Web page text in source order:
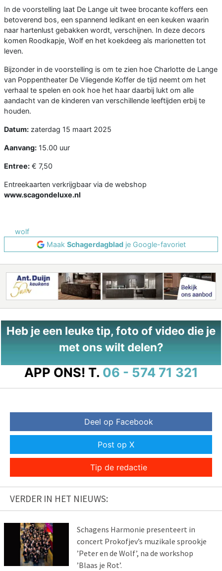
In de voorstelling laat De Lange uit twee brocante koffers een
betoverend bos, een spannend ledikant en een keuken waarin
naar hartenlust gebakken wordt, verschijnen. In deze decors
komen Roodkapje, Wolf en het koekdeeg als marionetten tot
leven.
Bijzonder in de voorstelling is om te zien hoe Charlotte de Lange
van Poppentheater De Vliegende Koffer de tijd neemt om het
verhaal te spelen en ook hoe het haar daarbij lukt om alle
aandacht van de kinderen van verschillende leeftijden erbij te
houden.
Datum: zaterdag 15 maart 2025
Aanvang: 15.00 uur
Entree: € 7,50
Entreekaarten verkrijgbaar via de webshop
www.scagondeluxe.nl
wolf
Maak Schagerdagbladje Google-favoriet
Heb je een leuke tip, foto of video die je
met ons wilt delen?
APP ONS! T. 06 - 574 71 321
Deel op Facebook
Post op X
Tip de redactie
VERDER IN HET NIEUWS:
Schagens Harmonie presenteert in
concert Prokofjev’s muzikale sprookje
’Peter en de Wolf’, na de workshop
’Blaas je Rot’.